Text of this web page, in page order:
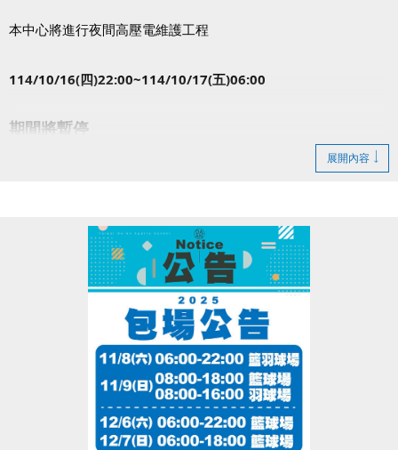
本中心將進行夜間高壓電維護工程
114/10/16(四)22:00~114/10/17(五)06:00
期間將暫停
造成不便，敬請見諒
展開內容